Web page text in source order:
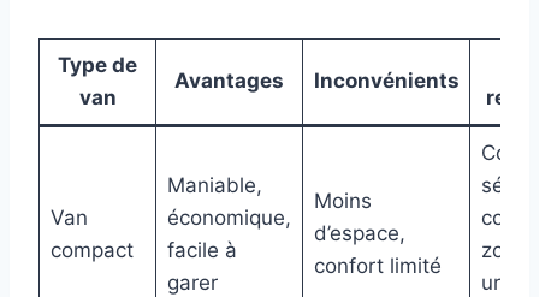
Type de
van
Avantages Inconvénients
Van
compact
Maniable,
économique,
facile à
garer
Moins
d’espace,
confort limité
zones